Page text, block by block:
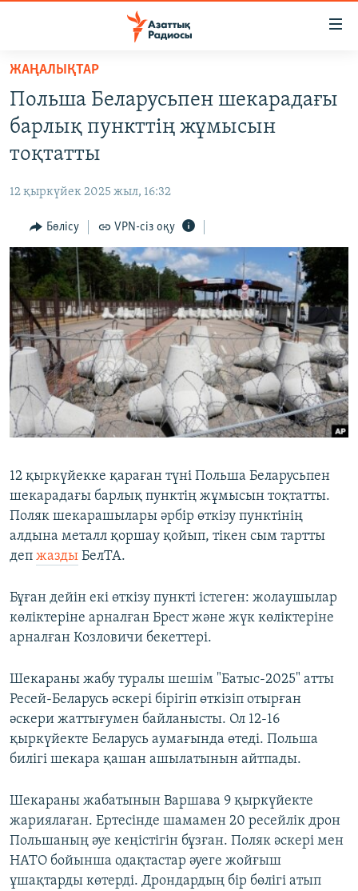
Skip
main
content
main
Navigation
to
Search
САЯСАТ
AZATTYQTV
АДАМ ҚҰҚЫҚТАРЫ
ӘЛЕУМЕТ
ӘЛЕМ
АРНАЙЫ ЖОБАЛАР
Русский
ЖАЗЫЛЫҢЫЗ
ЖАҢАЛЫҚТАР
Польша Беларусьпен шекарадағы
барлық пункттің жұмысын
тоқтатты
12 қыркүйек 2025 жыл, 16:32
Бөлісу VPN-сіз оқу
12 қыркүйекке қараған түні Польша Беларусьпен
шекарадағы барлық пунктің жұмысын тоқтатты.
Поляк шекарашылары әрбір өткізу пунктінің
алдына металл қоршау қойып, тікен сым тартты
деп жазды БелТА.
Бұған дейін екі өткізу пункті істеген: жолаушылар
көліктеріне арналған Брест және жүк көліктеріне
арналған Козловичи бекеттері.
Шекараны жабу туралы шешім "Батыс-2025" атты
Ресей-Беларусь әскері бірігіп өткізіп отырған
әскери жаттығумен байланысты. Ол 12-16
қыркүйекте Беларусь аумағында өтеді. Польша
билігі шекара қашан ашылатынын айтпады.
Шекараны жабатынын Варшава 9 қыркүйекте
жариялаған. Ертесінде шамамен 20 ресейлік дрон
Польшаның әуе кеңістігін бұзған. Поляк әскері мен
НАТО бойынша одақтастар әуеге жойғыш
ұшақтарды көтерді. Дрондардың бір бөлігі атып